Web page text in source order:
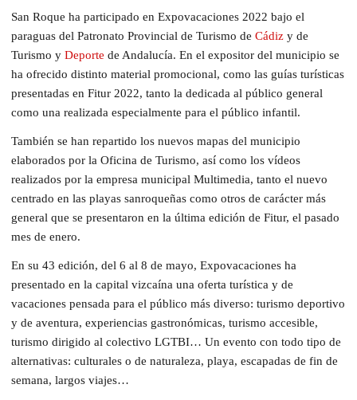
San Roque ha participado en Expovacaciones 2022 bajo el
paraguas del Patronato Provincial de Turismo de Cádiz y de
Turismo y Deporte de Andalucía. En el expositor del municipio se
ha ofrecido distinto material promocional, como las guías turísticas
presentadas en Fitur 2022, tanto la dedicada al público general
como una realizada especialmente para el público infantil.
También se han repartido los nuevos mapas del municipio
elaborados por la Oficina de Turismo, así como los vídeos
realizados por la empresa municipal Multimedia, tanto el nuevo
centrado en las playas sanroqueñas como otros de carácter más
general que se presentaron en la última edición de Fitur, el pasado
mes de enero.
En su 43 edición, del 6 al 8 de mayo, Expovacaciones ha
presentado en la capital vizcaína una oferta turística y de
vacaciones pensada para el público más diverso: turismo deportivo
y de aventura, experiencias gastronómicas, turismo accesible,
turismo dirigido al colectivo LGTBI… Un evento con todo tipo de
alternativas: culturales o de naturaleza, playa, escapadas de fin de
semana, largos viajes…